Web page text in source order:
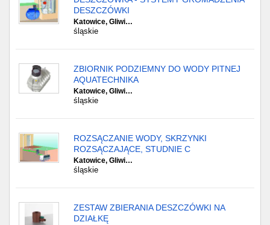
DESZCZÓWKI
Katowice, Gliwi…
śląskie
ZBIORNIK PODZIEMNY DO WODY PITNEJ
AQUATECHNIKA
Katowice, Gliwi…
śląskie
ROZSĄCZANIE WODY, SKRZYNKI
ROZSĄCZAJĄCE, STUDNIE C
Katowice, Gliwi…
śląskie
ZESTAW ZBIERANIA DESZCZÓWKI NA
DZIAŁKĘ